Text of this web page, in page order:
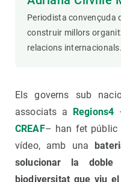
Periodista convençuda
construir millors
relacions internacionals.
Els governs sub
associats a
Regions4
CREAF– han fet públic
vídeo, amb una
solucionar la
biodiversitat que viu